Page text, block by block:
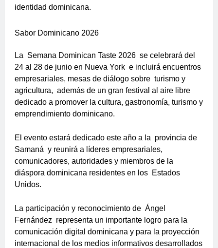
identidad dominicana.
Sabor Dominicano 2026
La Semana Dominican Taste 2026 se celebrará del
24 al 28 de junio en Nueva York e incluirá encuentros
empresariales, mesas de diálogo sobre turismo y
agricultura, además de un gran festival al aire libre
dedicado a promover la cultura, gastronomía, turismo y
emprendimiento dominicano.
El evento estará dedicado este año a la provincia de
Samaná y reunirá a líderes empresariales,
comunicadores, autoridades y miembros de la
diáspora dominicana residentes en los Estados
Unidos.
La participación y reconocimiento de Ángel
Fernández representa un importante logro para la
comunicación digital dominicana y para la proyección
internacional de los medios informativos desarrollados